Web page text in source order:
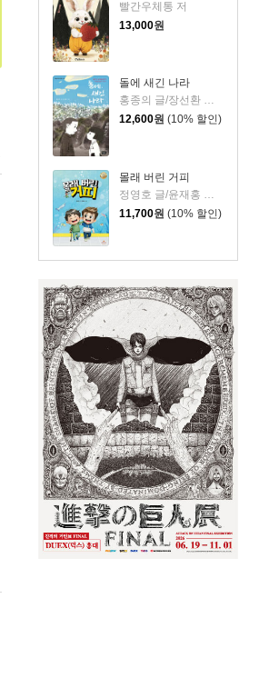
빨간우체통 저
13,000원
돌에 새긴 나라
홍종의 글/장선환 그림
12,600원 (10% 할인)
몰래 버린 거피
정영호 글/윤재홍 그림
11,700원 (10% 할인)
2020년 10월 12일